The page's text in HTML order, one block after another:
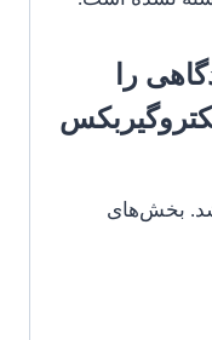
را
بخش‌های